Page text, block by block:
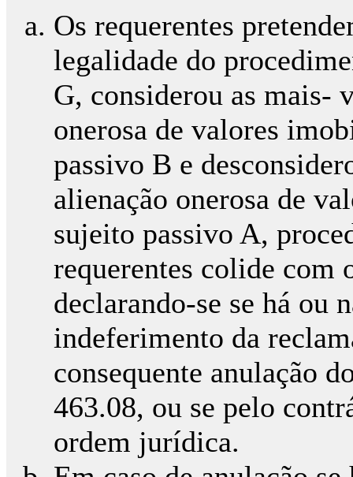
Os requerentes
legalidade do
G, considerou as mais-
onerosa de valores
passivo B e
alienação onerosa de
sujeito passivo A,
requerentes colide com
declarando-se se há ou
indeferimento da
consequente anulação
463.08, ou se pelo
ordem jurídica.